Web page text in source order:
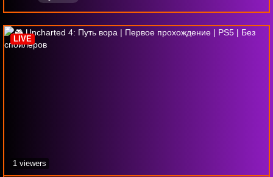
LIVE
1 viewers